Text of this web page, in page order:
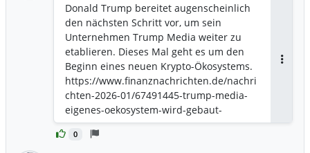
0
Donald Trump bereitet augenscheinlich
den nächsten Schritt vor, um sein
Unternehmen Trump Media weiter zu
etablieren. Dieses Mal geht es um den
Beginn eines neuen Krypto-Ökosystems.
https://www.finanznachrichten.de/nachri
chten-2026-01/67491445-trump-media-
eigenes-oekosystem-wird-gebaut-
486.htm